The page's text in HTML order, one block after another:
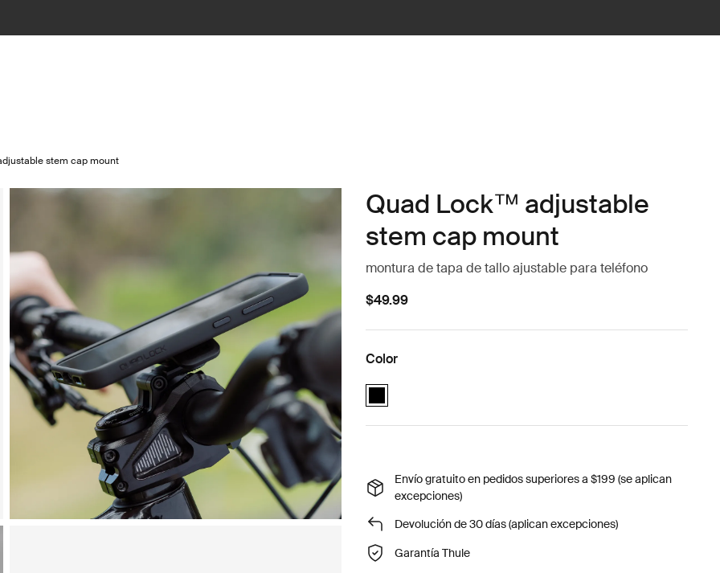
stem cap mount
Quad Lock™ adjustable
stem cap mount
montura de tapa de tallo ajustable para teléfono
$49.99
Color
Quad Lock™ adjustable stem cap mount Negro (selected)
Envío gratuito en pedidos superiores a $199 (se aplican
excepciones)
Devolución de 30 días (aplican excepciones)
Garantía Thule